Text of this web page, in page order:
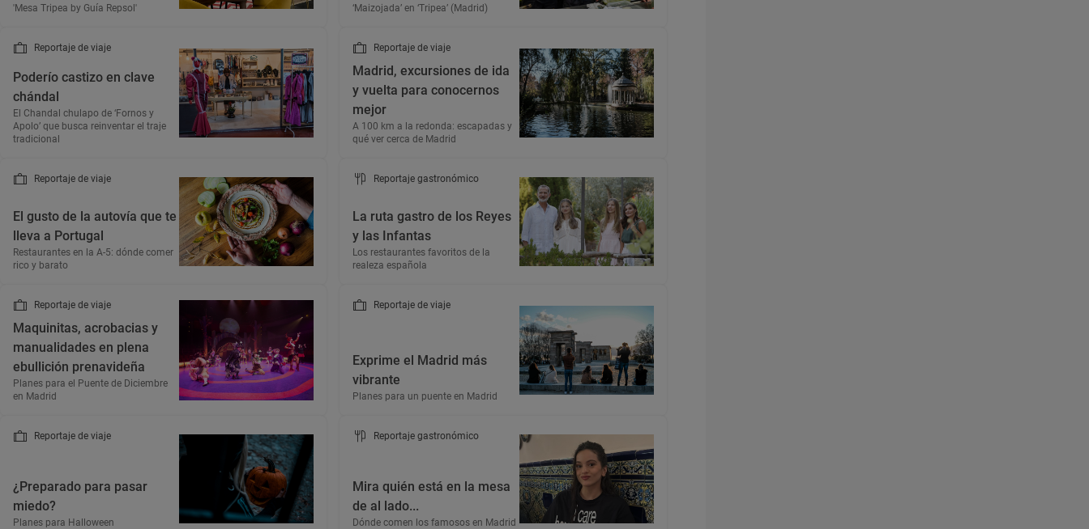
'Mesa Tripea by Guía Repsol' ‘Maizojada’ en ‘Tripea’ (Madrid)
Reportaje de viaje
Poderío castizo en clave
chándal
El Chandal chulapo de ‘Fornos y
Apolo’ que busca reinventar el traje
tradicional
Reportaje de viaje
Madrid, excursiones de ida
y vuelta para conocernos
mejor
A 100 km a la redonda: escapadas y
qué ver cerca de Madrid
Reportaje de viaje
El gusto de la autovía que te
lleva a Portugal
Restaurantes en la A-5: dónde comer
rico y barato
Reportaje gastronómico
La ruta gastro de los Reyes
y las Infantas
Los restaurantes favoritos de la
realeza española
Reportaje de viaje
Maquinitas, acrobacias y
manualidades en plena
ebullición prenavideña
Planes para el Puente de Diciembre
en Madrid
Reportaje de viaje
Exprime el Madrid más
vibrante
Planes para un puente en Madrid
Reportaje de viaje
¿Preparado para pasar
miedo?
Planes para Halloween
Reportaje gastronómico
Mira quién está en la mesa
de al lado...
Dónde comen los famosos en Madrid